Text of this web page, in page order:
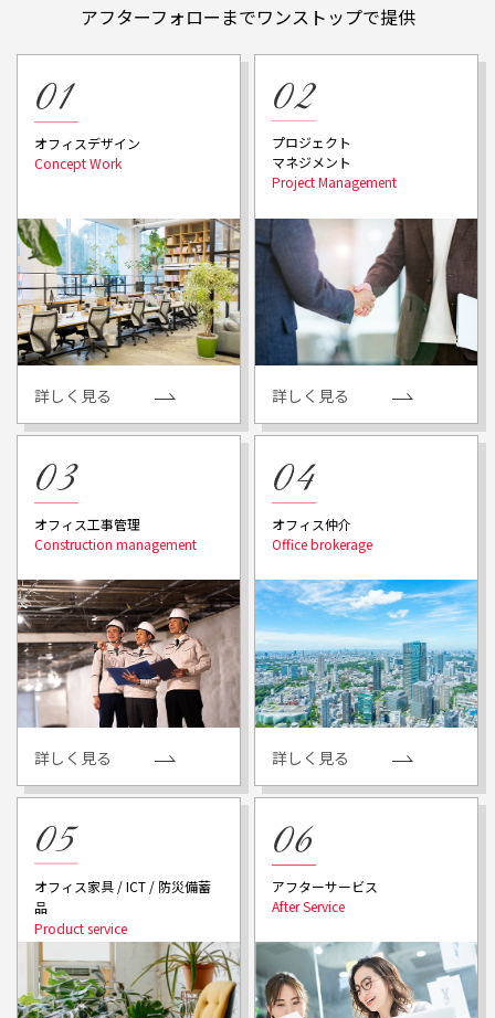
アフターフォローまでワンストップで提供
オフィスデザイン
詳しく見る
プロジェクト
マネジメント
詳しく見る
オフィス工事管理
詳しく見る
オフィス仲介
詳しく見る
オフィス家具 / ICT / 防災備蓄
品
アフターサービス